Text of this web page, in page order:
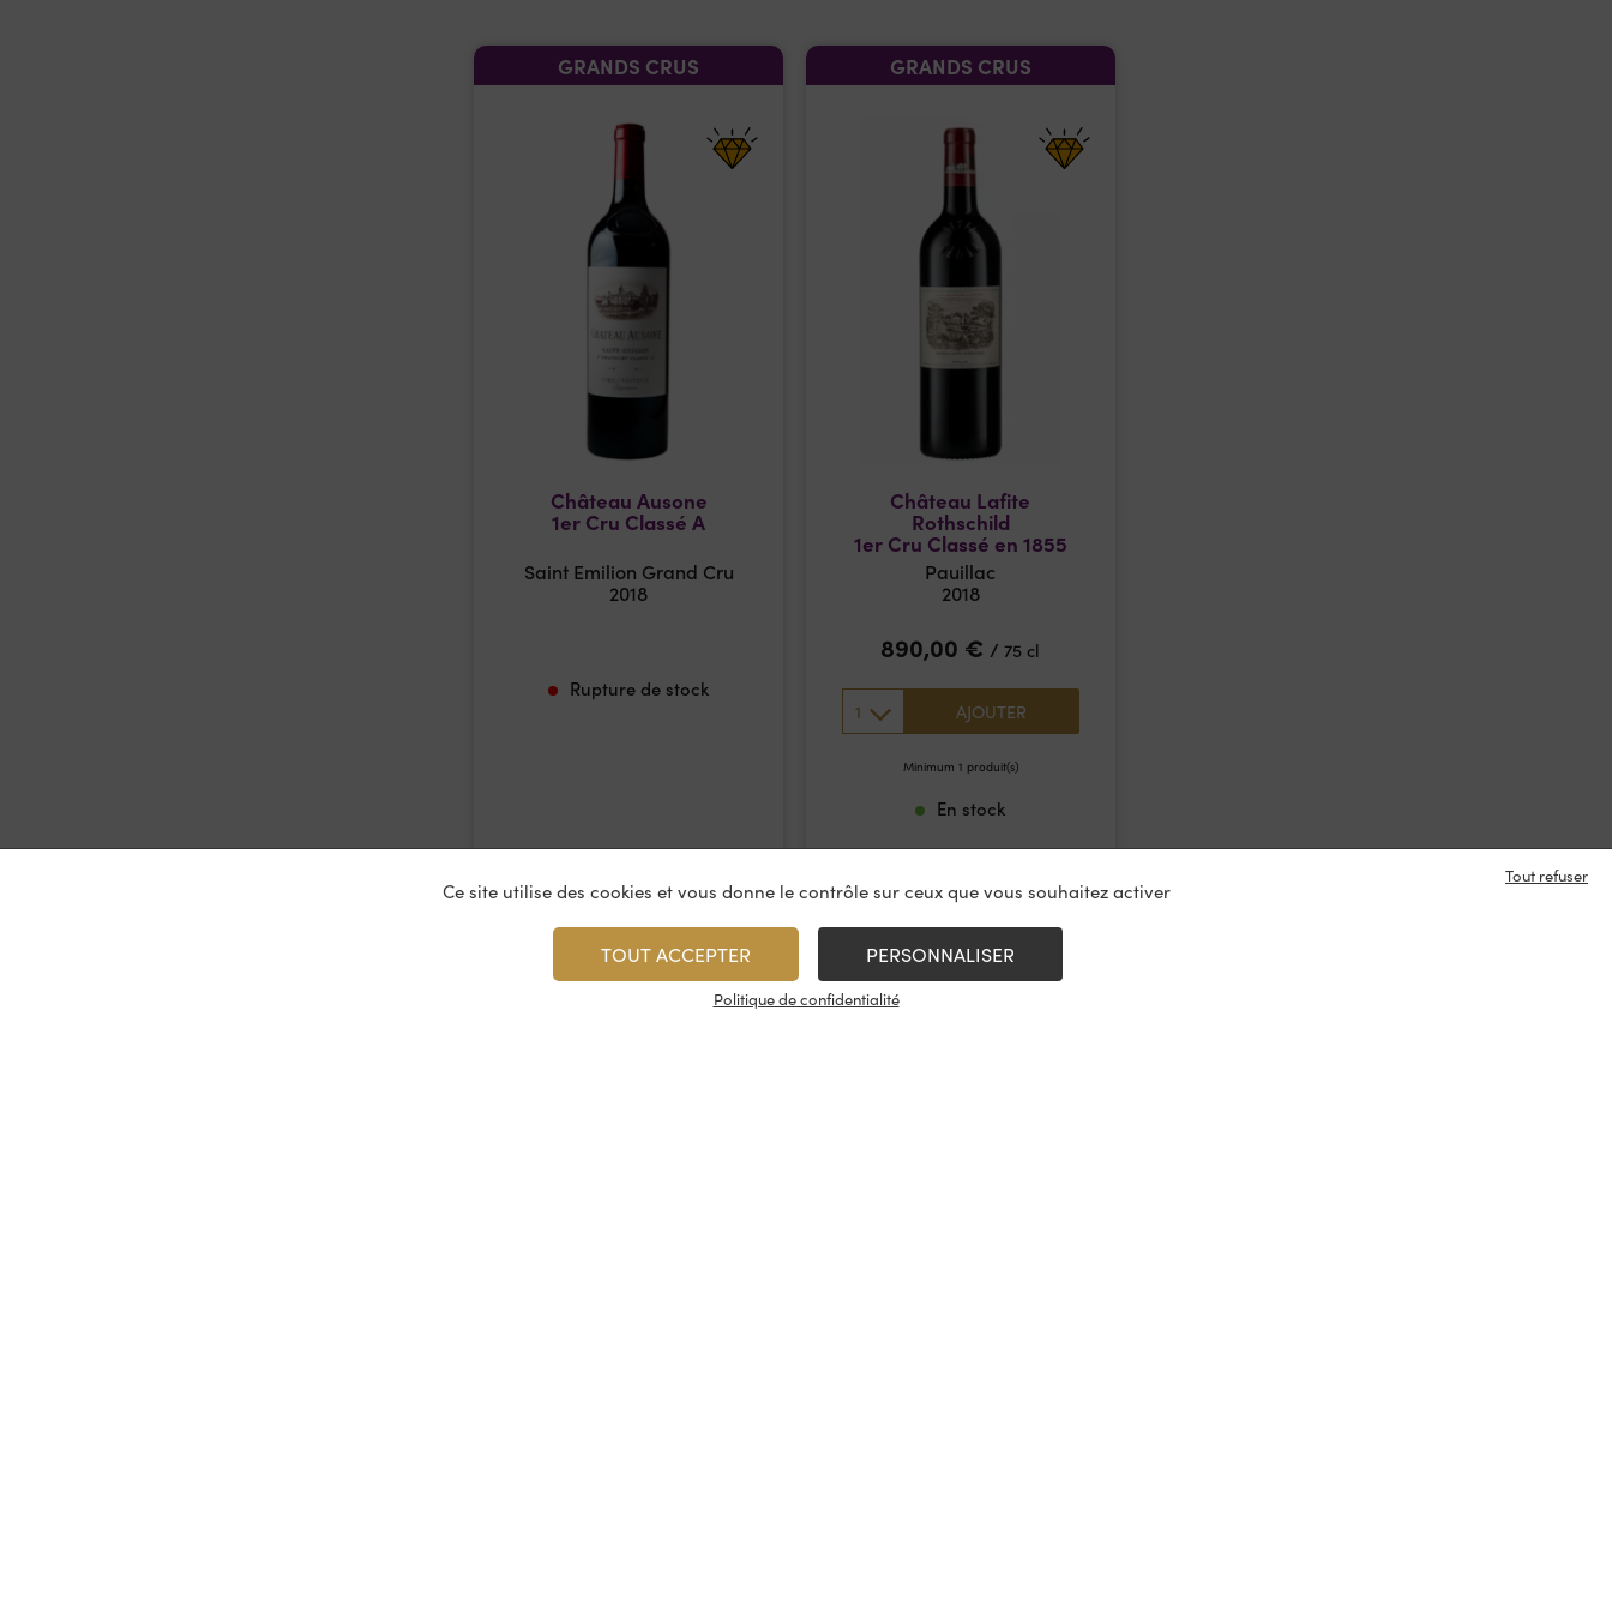
GRANDS CRUS
Château Ausone
1er Cru Classé A
Saint Emilion Grand Cru
2018
Rupture de stock
GRANDS CRUS
Château Lafite
Rothschild
1er Cru Classé en 1855
Pauillac
2018
890,00 € / 75 cl
1 AJOUTER
Minimum 1 produit(s)
En stock
Ce site utilise des cookies et vous donne le contrôle sur ceux que vous souhaitez activer
TOUT ACCEPTER
Tout refuser
PERSONNALISER
Politique de confidentialité